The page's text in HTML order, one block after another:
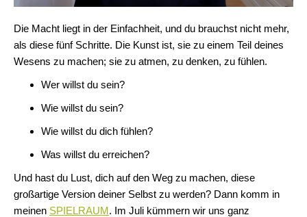
Die Macht liegt in der Einfachheit, und du brauchst nicht mehr,
als diese fünf Schritte. Die Kunst ist, sie zu einem Teil deines
Wesens zu machen; sie zu atmen, zu denken, zu fühlen.
Wer willst du sein?
Wie willst du sein?
Wie willst du dich fühlen?
Was willst du erreichen?
Und hast du Lust, dich auf den Weg zu machen, diese
großartige Version deiner Selbst zu werden? Dann komm in
meinen SPIELRAUM. Im Juli kümmern wir uns ganz